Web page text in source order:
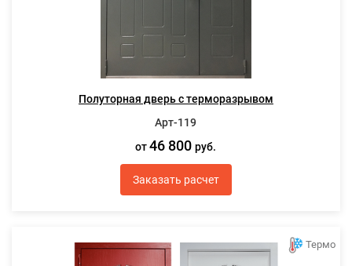
Полуторная дверь с терморазрывом
Арт-119
от46 800руб.
Заказать расчет
Термо